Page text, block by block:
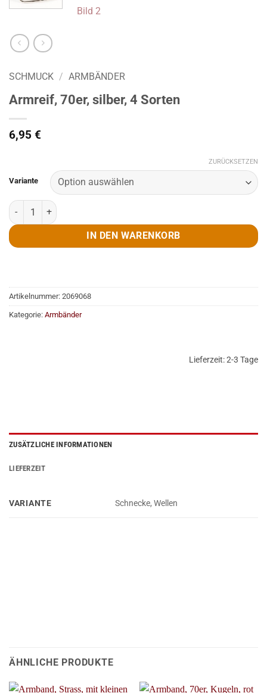
SCHMUCK / ARMBÄNDER
Armreif, 70er, silber, 4 Sorten
6,95 €
Variante
ZURÜCKSETZEN
Armreif, 70er, silber, 4 Sorten Menge
IN DEN WARENKORB
Artikelnummer: 2069068
Kategorie: Armbänder
Lieferzeit:2-3 Tage
ZUSÄTZLICHE INFORMATIONEN
LIEFERZEIT
VARIANTE Schnecke, Wellen
ÄHNLICHE PRODUKTE